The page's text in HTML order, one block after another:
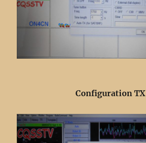
Configuration TX